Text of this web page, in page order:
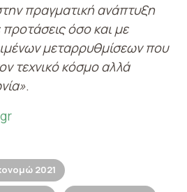
πραγματική ανάπτυξη
όσο και με
μεταρρυθμίσεων που
τεχνικό κόσμο αλλά
.
2021